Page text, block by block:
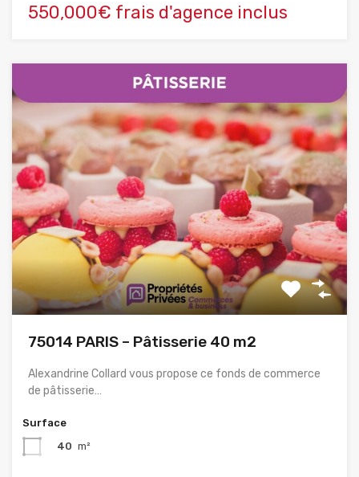
550,000€ frais d'agence inclus
75014 PARIS – Pâtisserie 40 m2
Alexandrine Collard vous propose ce fonds de commerce
de pâtisserie…
Surface
40 m²